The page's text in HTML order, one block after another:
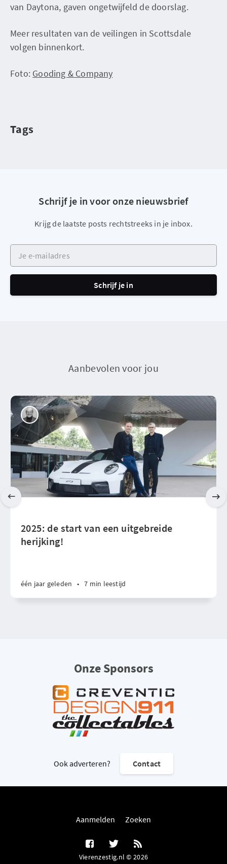
van Daytona, gaven ongetwijfeld de doorslag.
Meer resultaten van de veilingen in Scottsdale
volgen binnenkort.
Foto: Gooding & Company
Tags
Schrijf je in voor onze nieuwsbrief
Krijg de laatste posts rechtstreeks in je inbox.
Je e-mailadres
Schrijf je in
Aanbevolen voor jou
2025: de start van een uitgebreide
herijking!
één jaar geleden • 7 min leestijd
Onze Sponsors
Ook adverteren? Contact
Aanmelden Zoeken
Vierenzestig.nl © 2026